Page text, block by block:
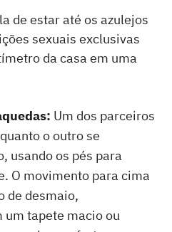
de estar até os azulejos
sexuais exclusivas
da casa em uma
Um dos parceiros
o outro se
usando os pés para
O movimento para cima
de desmaio,
tapete macio ou